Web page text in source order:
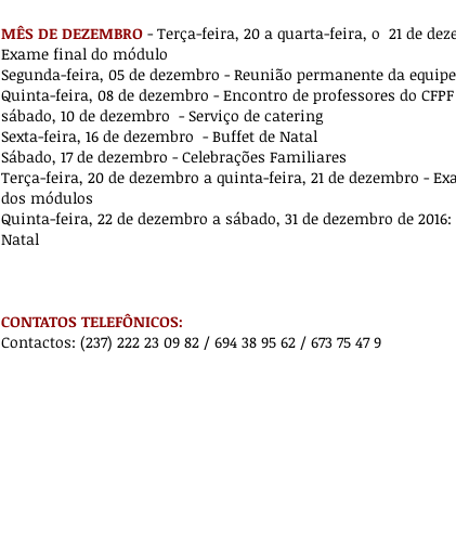
MÊS DE DEZEMBRO - Terça-feira, 20 a quarta-feira, o 21 de
Exame final do módulo
Segunda-feira, 05 de dezembro - Reunião permanente da equipe
Quinta-feira, 08 de dezembro - Encontro de professores do CFPF
sábado, 10 de dezembro - Serviço de catering
Sexta-feira, 16 de dezembro - Buffet de Natal
Sábado, 17 de dezembro - Celebrações Familiares
Terça-feira, 20 de dezembro a quinta-feira, 21 de dezembro -
dos módulos
Quinta-feira, 22 de dezembro a sábado, 31 de dezembro de
Natal
CONTATOS TELEFÔNICOS:
Contactos: (237) 222 23 09 82 / 694 38 95 62 / 673 75 47 9